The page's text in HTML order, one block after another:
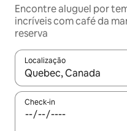
Encontre aluguel por
incríveis com café da
reserva
Localização
Quando os resultados
Check-in